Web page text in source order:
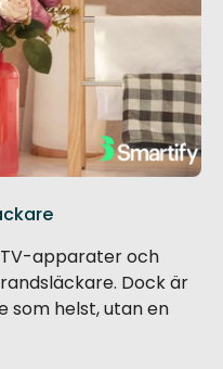
apparater och
Dock är
som helst, utan en